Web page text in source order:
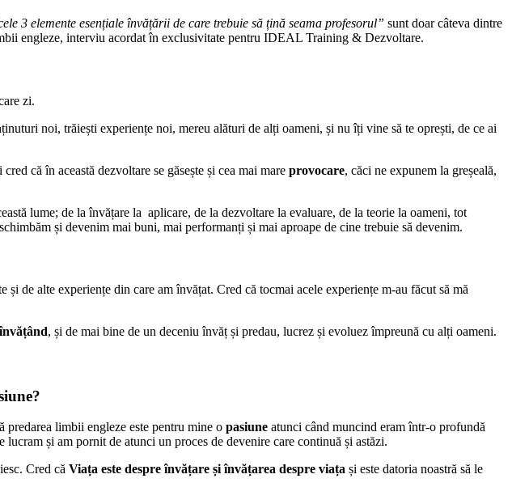
3 elemente esențiale învățării de care trebuie să țină seama profesorul” sunt doar câteva dintre
engleze, interviu acordat în exclusivitate pentru IDEAL Training & Dezvoltare.
zi.
noi, trăiești experiențe noi, mereu alături de alți oameni, și nu îți vine să te oprești, de ce ai
că în această dezvoltare se găsește și cea mai mare provocare, căci ne expunem la greșeală,
lume; de la învățare la aplicare, de la dezvoltare la evaluare, de la teorie la oameni, tot
și devenim mai buni, mai performanți și mai aproape de cine trebuie să devenim.
de alte experiențe din care am învățat. Cred că tocmai acele experiențe m-au făcut să mă
, și de mai bine de un deceniu învăț și predau, lucrez și evoluez împreună cu alți oameni.
?
limbii engleze este pentru mine o pasiune atunci când muncind eram într-o profundă
și am pornit de atunci un proces de devenire care continuă și astăzi.
Cred că Viața este despre învățare și învățarea despre viața și este datoria noastră să le